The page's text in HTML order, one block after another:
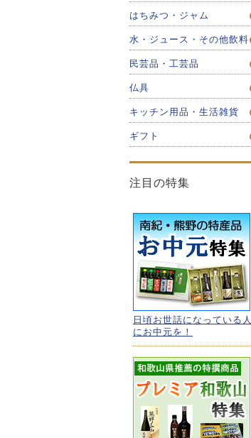
はちみつ・ジャム
水・ジュース・その他飲料
民芸品・工芸品
仏具
キッチン用品・生活雑貨
ギフト
注目の特集
日頃お世話になっている人
にお中元を！